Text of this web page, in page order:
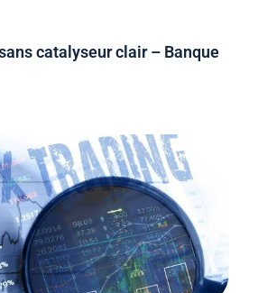
catalyseur clair – Banque